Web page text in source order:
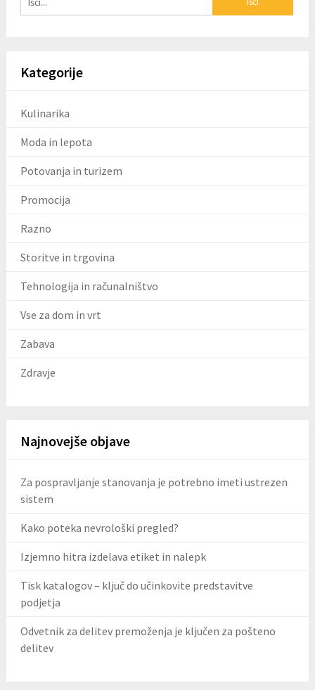
Kategorije
Kulinarika
Moda in lepota
Potovanja in turizem
Promocija
Razno
Storitve in trgovina
Tehnologija in računalništvo
Vse za dom in vrt
Zabava
Zdravje
Najnovejše objave
Za pospravljanje stanovanja je potrebno imeti ustrezen
sistem
Kako poteka nevrološki pregled?
Izjemno hitra izdelava etiket in nalepk
Tisk katalogov – ključ do učinkovite predstavitve
podjetja
Odvetnik za delitev premoženja je ključen za pošteno
delitev